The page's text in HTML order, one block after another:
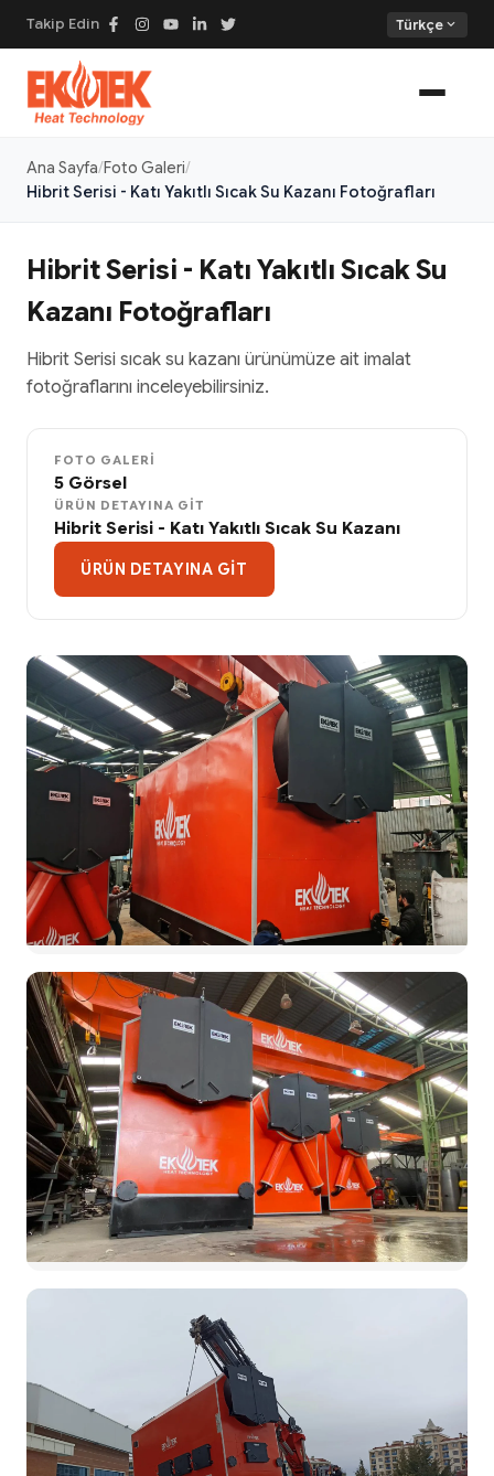
Takip Edin Türkçe expand_more
Ana Sayfa Foto Galeri
Hibrit Serisi - Katı Yakıtlı Sıcak Su Kazanı Fotoğrafları
Hibrit Serisi - Katı Yakıtlı Sıcak Su
Kazanı Fotoğrafları
Hibrit Serisi sıcak su kazanı ürünümüze ait imalat
fotoğraflarını inceleyebilirsiniz.
FOTO GALERI
5 Görsel
ÜRÜN DETAYINA GIT
Hibrit Serisi - Katı Yakıtlı Sıcak Su Kazanı
ÜRÜN DETAYINA GIT